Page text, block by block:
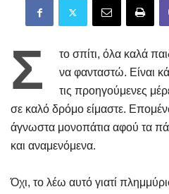
Σ
το σπίτι, όλα καλά
να φανταστώ. Είναι
τις προηγούμενες
σε καλό δρόμο είμαστε.
άγνωστα μονοπάτια αφού τα
και αναμενόμενα.
Όχι, το λέω αυτό γιατί